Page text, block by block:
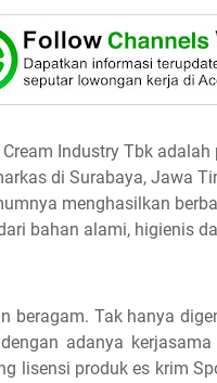
Industry Tbk
di Surabaya, Jawa
menghasilkan
bahan alami, higienis
beragam. Tak hanya
adanya
lisensi produk es krim